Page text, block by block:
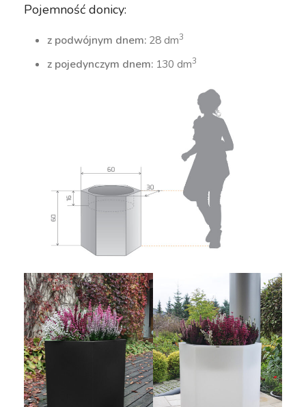
Pojemność donicy:
z podwójnym dnem: 28 dm3
z pojedynczym dnem: 130 dm3